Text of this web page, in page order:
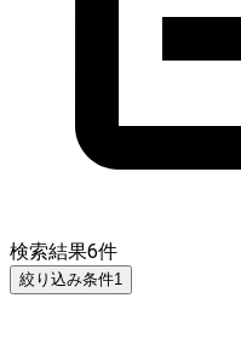
検索結果6件
絞り込み条件1